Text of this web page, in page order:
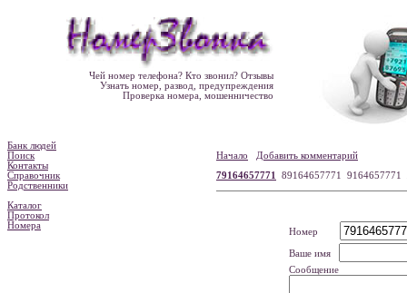
Чей номер телефона? Кто звонил? Отзывы
Узнать номер, развод, предупреждения
Проверка номера, мошенничество
Банк людей
Поиск
Контакты
Справочник
Родственники
Каталог
Протокол
Номера
Начало
Добавить комментарий
79164657771
89164657771 9164657771
Номер
Ваше имя
Сообщение